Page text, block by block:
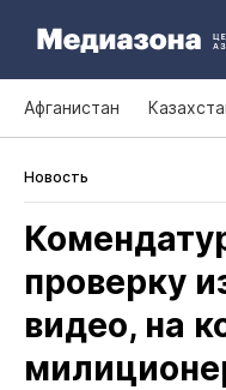
Афганистан
Новость
проверку
видео, на